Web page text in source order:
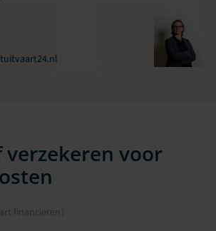
verzekeren voor
financieren?